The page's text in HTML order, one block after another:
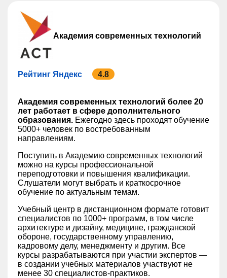
Академия современных технологий
Рейтинг Яндекс 4.8
Академия современных технологий более 20
лет работает в сфере дополнительного
образования. Ежегодно здесь проходят обучение
5000+ человек по востребованным
направлениям.
Поступить в Академию современных технологий
можно на курсы профессиональной
переподготовки и повышения квалификации.
Слушатели могут выбрать и краткосрочное
обучение по актуальным темам.
Учебный центр в дистанционном формате готовит
специалистов по 1000+ программ, в том числе
архитектуре и дизайну, медицине, гражданской
обороне, государственному управлению,
кадровому делу, менеджменту и другим. Все
курсы разрабатываются при участии экспертов —
в создании учебных материалов участвуют не
менее 30 специалистов-практиков.